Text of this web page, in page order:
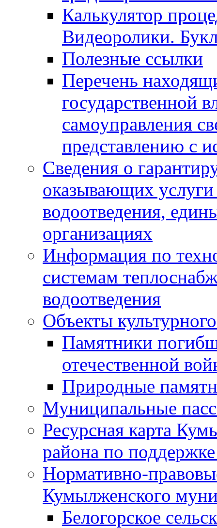
Калькулятор
Видеоролики.
Полезные ссылки
Перечень
государственной
самоуправления
представлению с
Сведения о
оказывающих
водоотведения,
организациях
Информация по
системам
водоотведения
Объекты
Памятники
отечественной
Природные
Муниципальные
Ресурсная карта
района по
Нормативно-
Кумылженского
Белогорское